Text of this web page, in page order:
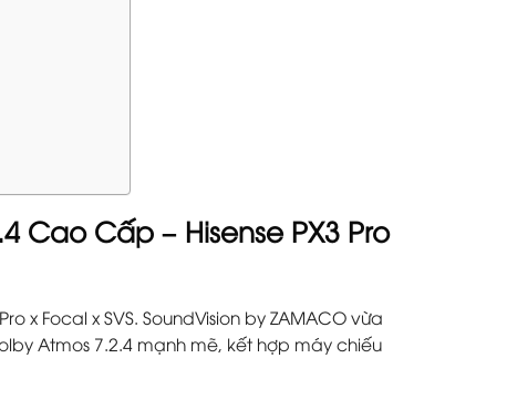
Cao Cấp – Hisense PX3 Pro
x Focal x SVS. SoundVision by ZAMACO vừa
Atmos 7.2.4 mạnh mẽ, kết hợp máy chiếu